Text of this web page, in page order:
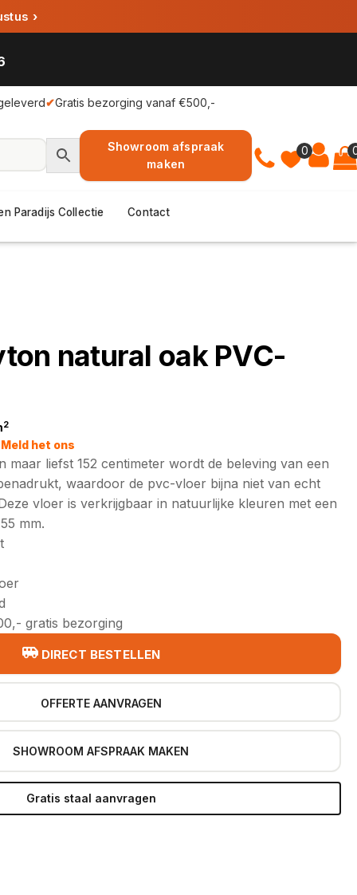
›
✔Gratis bezorging vanaf €500,-
0
Showroom afspraak
maken
Paradijs Collectie Contact
natural oak PVC-
2
het ons
maar liefst 152 centimeter wordt de beleving van een
waardoor de pvc-vloer bijna niet van echt
vloer is verkrijgbaar in natuurlijke kleuren met een
mm.
gratis bezorging
DIRECT BESTELLEN
OFFERTE AANVRAGEN
SHOWROOM AFSPRAAK MAKEN
Gratis staal aanvragen